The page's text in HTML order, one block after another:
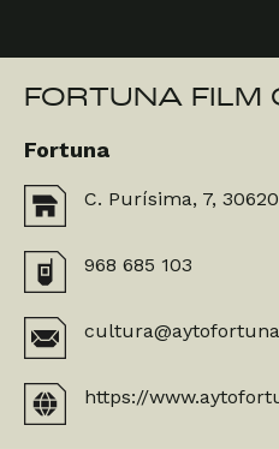
FORTUNA FILM
Fortuna
C. Purísima, 7,
968 685 103
https://